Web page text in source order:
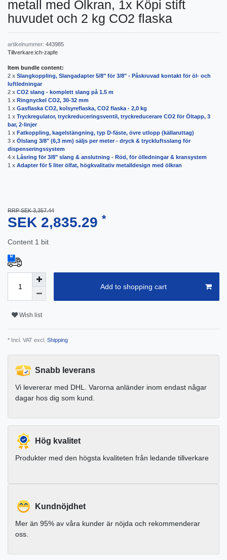
metall med Ölkran, 1x Köpi stift
huvudet och 2 kg CO2 flaska
artikelnummer: 443985
Tillverkare:ich-zapfe
Item bundle content:
2 x Slangkoppling, Slangadapter 5/8" för 3/8" - Påskruvad kontakt för öl- och
luftledningar
2 x CO2 slang - komplett slang på 1.5 m
1 x Ringnyckel CO2, 30-32 mm
1 x Gasflaska CO2, kolsyreflaska, CO2 flaska - 2,0 kg
1 x Tryckregulator, tryckreduceringsventil, tryckreducerare CO2 för Öltapp, 3
bar, 2-linjer
1 x Fatkoppling, kagelstängning, typ D-fäste, övre utlopp (källaruttag)
3 x Ölslang 3/8" (6,3 mm) säljs per meter - dryck & tryckluftsslang för
dispenseringssystem
4 x Låsring för 3/8" slang & anslutning - Röd, för ölledningar & kransystem
1 x Adapter för 5 liter ölfat, högkvalitativ metalldesign med ölkran
RRP SEK 3,357.44
SEK 2,835.29 *
Content 1 bit
Add to shopping cart
Wish list
* Incl. VAT excl. Shipping
Snabb leverans
Vi levererar med DHL. Varorna anländer inom endast någar
dagar hos dig som kund.
Hög kvalitet
Produkter med den högsta kvaliteten från ledande tillverkare
Kundnöjdhet
Mer än 95% av våra kunder är nöjda och rekommenderar
oss.